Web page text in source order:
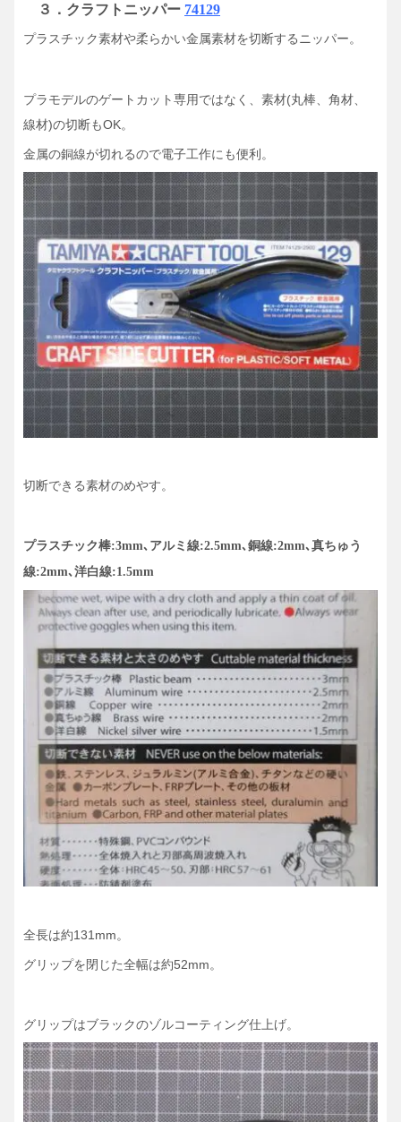
３． クラフトニッパー 74129
プラスチック素材や柔らかい金属素材を切断するニッパー。
プラモデルのゲートカット専用ではなく、素材(丸棒、角材、
線材)の切断もOK。
金属の銅線が切れるので電子工作にも便利。
切断できる素材のめやす。
プラスチック棒:3mm､アルミ線:2.5mm､銅線:2mm､真ちゅう
線:2mm､洋白線:1.5mm
全長は約131mm。
グリップを閉じた全幅は約52mm。
グリップはブラックのゾルコーティング仕上げ。